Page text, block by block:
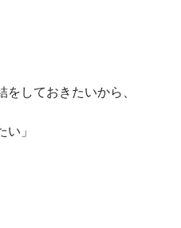
をしておきたいから、
」